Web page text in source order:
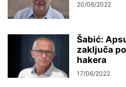
20/06/2022
Šabić:
zaključa
hakera
17/06/2022